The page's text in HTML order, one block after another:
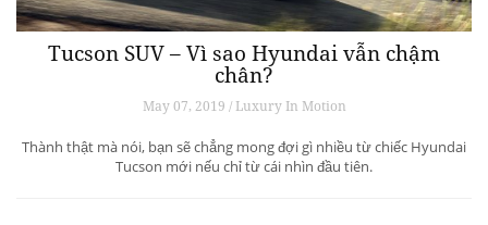
Tucson SUV – Vì sao Hyundai vẫn chậm
chân?
May 07, 2019 / Luxury In Motion
Thành thật mà nói, bạn sẽ chẳng mong đợi gì nhiều từ chiếc Hyundai
Tucson mới nếu chỉ từ cái nhìn đầu tiên.